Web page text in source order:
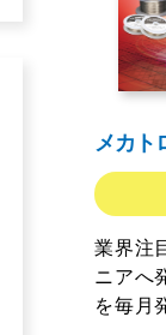
メカト
業界注
ニアへ
を毎月